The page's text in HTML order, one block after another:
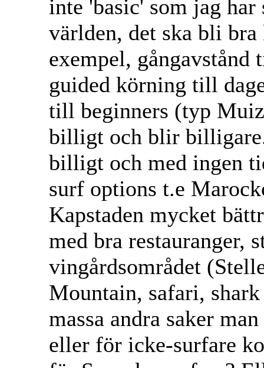
inte 'basic' som jag
världen, det ska bli
exempel,
guided körning till
till beginners (typ
billigt och blir
billigt och med ingen
surf options t.e
Kapstaden mycket
med bra restauranger,
vingårdsområdet
Mountain, safari,
massa andra saker
eller för icke-surfare